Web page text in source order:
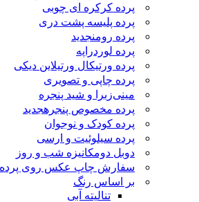
پرده کرکره ای چوبی
پرده پلیسه پشت دری
پرده رومنجدید
پرده لوردراپه
پرده ورتیکال ورتیلاین دیکی
پرده چاپی و تصویری
مینی‌زبرا و شید پنجره
پرده مخصوص پنجره جدید
پرده کودک و نوجوان
پرده سیلوئیت و ارسی
دوبل دومکانیزه شب و روز
سفارش چاپ عکس روی پرده
بر اساس رنگ
تنالیته آبی